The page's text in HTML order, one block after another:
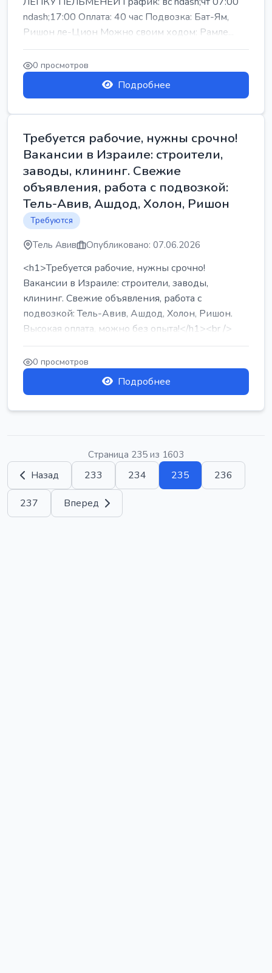
ndash;17:00 Оплата: 40 час Подвозка: Бат-Ям,
Ришон ле-Цион Можно своим ходом: Рамле...
0 просмотров
Подробнее
Требуется рабочие, нужны срочно!
Вакансии в Израиле: строители,
заводы, клининг. Свежие
объявления, работа с подвозкой:
Тель-Авив, Ашдод, Холон, Ришон
Требуются
Тель Авив Опубликовано: 07.06.2026
<h1>Требуется рабочие, нужны срочно!
Вакансии в Израиле: строители, заводы,
клининг. Свежие объявления, работа с
подвозкой: Тель-Авив, Ашдод, Холон, Ришон.
Высокая оплата, можно без опыта!</h1><br />
...
0 просмотров
Подробнее
Страница 235 из 1603
Назад 233 234 235 236
237 Вперед